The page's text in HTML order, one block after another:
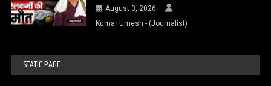
August 3, 2026
Kumar Umesh - (Journalist)
STATIC PAGE